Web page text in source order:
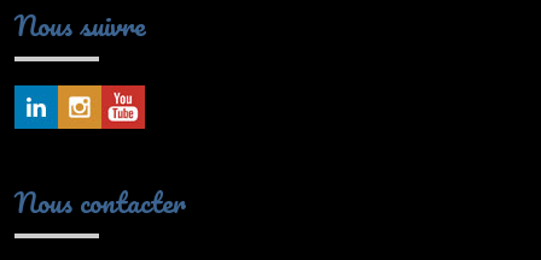
Nous suivre
Nous contacter